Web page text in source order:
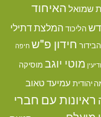
שמואל האיחוד
הליכוד המלצת דתילי
חידון פ"ש חיפה
מוטי יוגב מוסיקה
יהודית עמיעד טאוב
ראיונות עם חברי